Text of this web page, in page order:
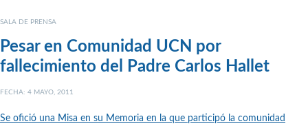
SALA DE PRENSA
Pesar en Comunidad UCN por
fallecimiento del Padre Carlos Hallet
FECHA: 4 MAYO, 2011
Se ofició una Misa en su Memoria en la que participó la comunidad